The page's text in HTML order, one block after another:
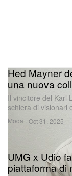
Moda
Hed Mayner
una nuova
Il vincitore del Karl
schiera di visionari
Oct 31, 2025
UMG x Udio
piattaforma di